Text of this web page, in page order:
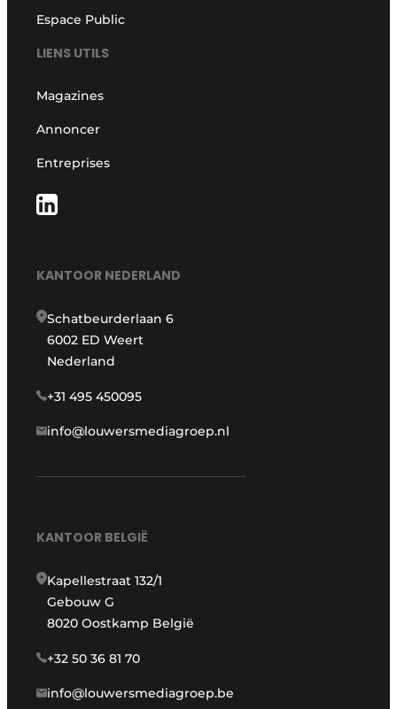
Espace Public
LIENS UTILS
Magazines
Annoncer
Entreprises
KANTOOR NEDERLAND
Schatbeurderlaan 6
6002 ED Weert
Nederland
+31 495 450095
info@louwersmediagroep.nl
KANTOOR BELGIË
Kapellestraat 132/1
Gebouw G
8020 Oostkamp België
+32 50 36 81 70
info@louwersmediagroep.be